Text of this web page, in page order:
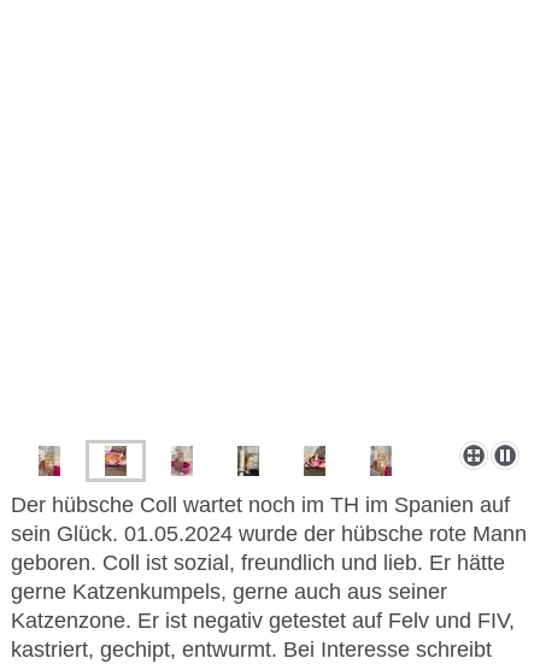
Der hübsche Coll wartet noch im TH im Spanien auf
sein Glück. 01.05.2024 wurde der hübsche rote Mann
geboren. Coll ist sozial, freundlich und lieb. Er hätte
gerne Katzenkumpels, gerne auch aus seiner
Katzenzone. Er ist negativ getestet auf Felv und FIV,
kastriert, gechipt, entwurmt. Bei Interesse schreibt